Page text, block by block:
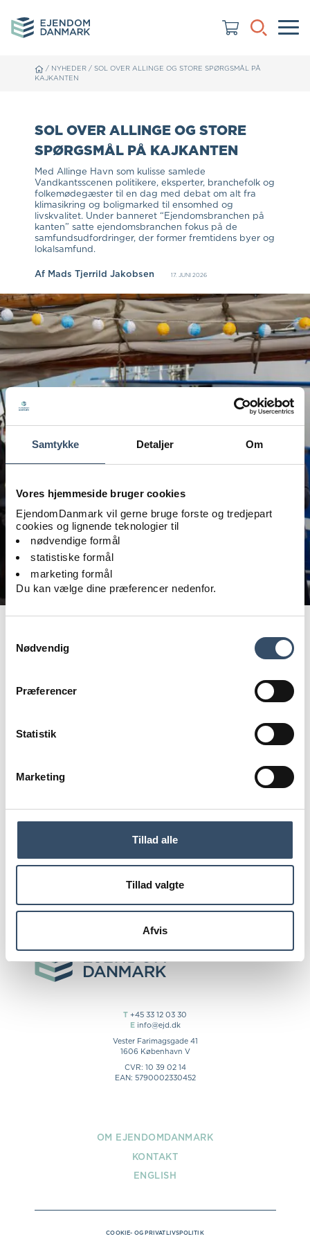
Samtykke Detaljer Om
Vores hjemmeside bruger cookies
EjendomDanmark vil gerne bruge forste og tredjepart
cookies og lignende teknologier til
nødvendige formål
statistiske formål
marketing formål
Du kan vælge dine præferencer nedenfor.
Nødvendig
Præferencer
Statistik
Marketing
Tillad alle
Tillad valgte
Afvis
/ NYHEDER / SOL OVER ALLINGE OG STORE SPØRGSMÅL PÅ
KAJKANTEN
SOL OVER ALLINGE OG STORE
SPØRGSMÅL PÅ KAJKANTEN
Med Allinge Havn som kulisse samlede
Vandkantsscenen politikere, eksperter, branchefolk og
folkemødegæster til en dag med debat om alt fra
klimasikring og boligmarked til ensomhed og
livskvalitet. Under banneret “Ejendomsbranchen på
kanten” satte ejendomsbranchen fokus på de
samfundsudfordringer, der former fremtidens byer og
lokalsamfund.
Af Mads Tjerrild Jakobsen 17. JUNI 2026
Vandkantsscenen politikere, eksperter, branchefolk og
livskvalitet. Under banneret "Ejendomsbranchen på
kanten" satte ejendomsbranchen fokus på de
samfundsudfordringer, der former fremtidens byer og
Du skal være
at få adgang
T +45 33 12 03 30
Einfo@ejd.dk
Vester Farimagsgade 41
1606 København V
CVR: 10 39 02 14
EAN: 5790002330452
OM EJENDOMDANMARK
KONTAKT
ENGLISH
COOKIE- OG PRIVATLIVSPOLITIK